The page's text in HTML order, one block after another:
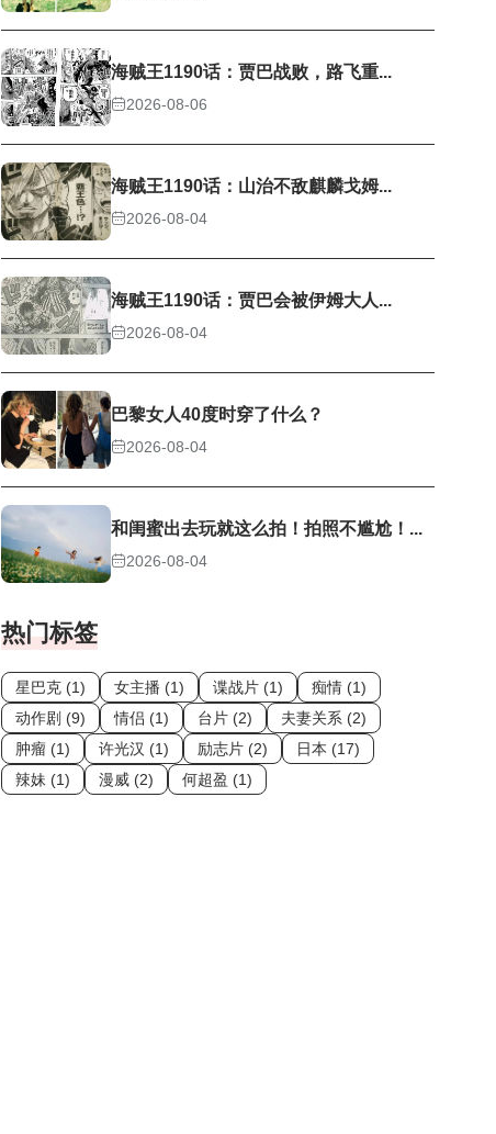
海贼王1190话：贾巴战败，路飞重...
2026-08-06
海贼王1190话：山治不敌麒麟戈姆...
2026-08-04
海贼王1190话：贾巴会被伊姆大人...
2026-08-04
巴黎女人40度时穿了什么？
2026-08-04
和闺蜜出去玩就这么拍！拍照不尴尬！...
2026-08-04
热门标签
星巴克 (1) 女主播 (1) 谍战片 (1)
痴情 (1)
动作剧 (9)
情侣 (1) 台片 (2)
夫妻关系 (2)
肿瘤 (1)
许光汉 (1) 励志片 (2)
日本 (17)
辣妹 (1)
漫威 (2) 何超盈 (1)